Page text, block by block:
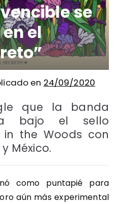
se
el
en 24/09/2020
que la banda
bajo el sello
in the Woods con
México.
como puntapié para
aún más experimental